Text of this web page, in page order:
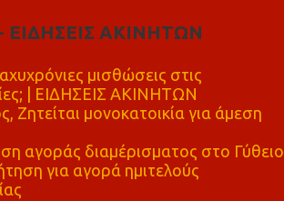
ΕΙΔΗΣΕΙΣ ΑΚΙΝΗΤΩΝ
μισθώσεις στις
| ΕΙΔΗΣΕΙΣ ΑΚΙΝΗΤΩΝ
Ζητείται μονοκατοικία για άμεση
αγοράς διαμέρισματος στο Γύθειο
για αγορά ημιτελούς